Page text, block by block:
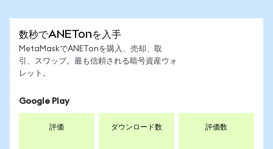
数秒でANETonを入手
MetaMaskでANETonを購入、売却、取
引、スワップ。最も信頼される暗号資産ウォ
レット。
Google Play
評価 ダウンロード数 評価数